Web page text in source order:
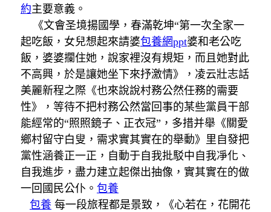
約主要意義。
《文會圣境揚國學，春滿乾坤“第一次全家一
起吃飯，女兒想起來請婆包養網ppt婆和老公吃
飯，婆婆攔住她，說家裡沒有規矩，而且她對此
不高興，於是讓她坐下來抒激情》，凌云壯志話
美麗新程之際《也來說說村務公然任務的需要
性》，等待不把村務公然當回事的某些黨員干部
能經常的“照照鏡子、正衣冠”，多措并舉《關愛
鄉村留守白叟，需求實其實在的舉動》里自發把
黨性涵養正一正，自動于自我批駁中自我凈化、
自我進步，盡力建立起傑出抽像，實其實在的做
一回國民公仆。 包養
包養 每一段旅程都是景致，《心若在，花開花